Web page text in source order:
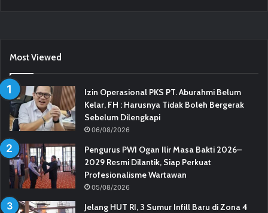
Most Viewed
Izin Operasional PKS PT. Aburahmi Belum
Kelar, FH : Harusnya Tidak Boleh Bergerak
Sebelum Dilengkapi
06/08/2026
Pengurus PWI Ogan Ilir Masa Bakti 2026–
2029 Resmi Dilantik, Siap Perkuat
Profesionalisme Wartawan
05/08/2026
Jelang HUT RI, 3 Sumur Infill Baru di Zona 4